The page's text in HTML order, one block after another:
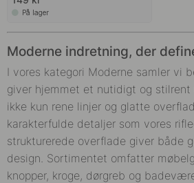
På lager
Moderne indretning, der
I vores kategori Moderne samler vi
giver hjemmet et nutidigt og stilrent
ikke kun rene linjer og glatte
karakterfulde detaljer som vores
strukturerede overflade giver både
design. Sortimentet omfatter
knopper, kroge, dørgreb og